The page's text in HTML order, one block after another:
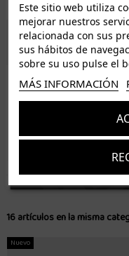
ENVÍO GRATUITO
ISLAS CANARIAS
Tenerife 3.50€. Gratis a partir
Resto de islas 5€. Gratis a
Entrega de 1 a 5 días laborables. Los
16 artículos en la misma
Nuevo
Este sitio web utiliza
mejorar nuestros
relacionada con sus
sus hábitos de
sobre su uso pulse el
MÁS INFORMACIÓN
Acepto lostérminos y